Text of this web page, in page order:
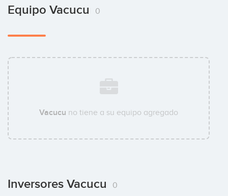
Equipo Vacucu 0
Vacucu no tiene a su equipo agregado
Inversores Vacucu 0